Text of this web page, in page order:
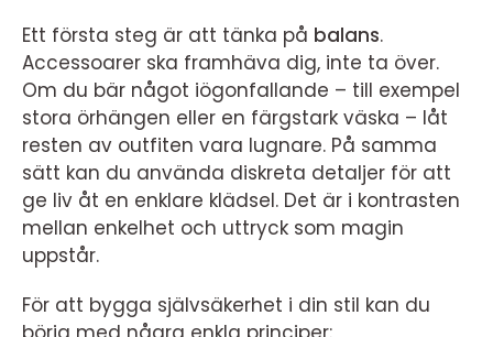
Ett första steg är att tänka på balans.
Accessoarer ska framhäva dig, inte ta över.
Om du bär något iögonfallande – till exempel
stora örhängen eller en färgstark väska – låt
resten av outfiten vara lugnare. På samma
sätt kan du använda diskreta detaljer för att
ge liv åt en enklare klädsel. Det är i kontrasten
mellan enkelhet och uttryck som magin
uppstår.
För att bygga självsäkerhet i din stil kan du